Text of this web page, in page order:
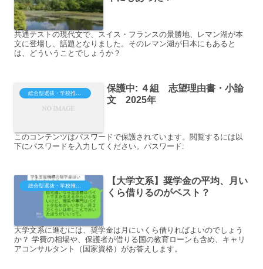
共通テストの現代文で、スイス・フランスの景勝地、レマン湖が本
文に登場し、話題となりました。そのレマン湖が日本にもあると
は、どういうことでしょうか？
保護中: ４組 志望理由書・小論
文 2025年
このコンテンツはパスワードで保護されています。閲覧するには以
下にパスワードを入力してください。パスワード:
総合型選抜・学校推薦型（大学・短大・専門）
【大学文系】奨学金の平均、月い
くら借りるのがベスト？
大学文系に進むには、奨学金は月にいくら借りればよいのでしょう
か？ 学費の相場や、保護者が借りる国の教育ローンも含め、キャリ
アコンサルタント（国家資格）がお答えします。